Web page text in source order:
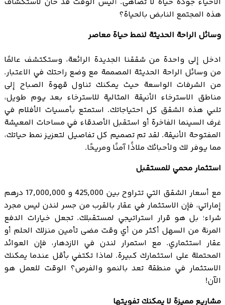
هذه المجتمع النابض بالحياة؟
وسائل الراحة الحديثة لنمط حياة معاصر
ادخل إلى واحدة من شققنا الجديدة الرائعة، وستكتشف عالمًا
من وسائل الراحة الحديثة المصممة مع وضع راحتك في الاعتبار.
من الشرفات الواسعة حيث يمكنك تناول قهوة الصباح إلى
مناطق الاسترخاء الأنيقة المثالية للاسترخاء بعد يوم طويل،
تلبي هذه الشقق كل احتياجاتك. استمتع بأمسيات الأفلام في
غرف السينما الفاخرة أو استقبل الأصدقاء في مساحات المعيشة
المفتوحة الأنيقة. لقد تم تصميم كل تفاصيل لتعزيز نمط حياتك،
مما يوفر لك ولأحبائك ملاذًا آمنًا ومريحًا.
استثمار محمي للمستقبل
مع أسعار الشقق التي تتراوح بين 425,000 و 17,000,000 درهم
إماراتي، فإن الاستثمار في عقار بالقرب من جسر لندن ليس مجرد
شراء؛ بل هو قرار استراتيجي لمستقبلك. تجعل خيارات الدفع
المرنة من السهل أكثر من أي وقت مضى تأمين منزلك الحلم أو
عقار استثماري. مع استمرار لندن في الازدهار، فإن العوائد
المحتملة على استثمارك كبيرة. لماذا تكتفي بأقل عندما يمكنك
الاستثمار في منطقة تعد بالنمو والفرص؟ الوقت للعمل هو
الآن!
مشاريع مميزة لا يمكنك تفويتها